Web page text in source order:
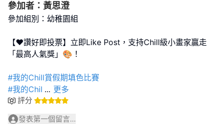
參加者：黃思澄
參加組別：幼稚園組
【❤️讚好即投票】立即Like Post，支持Chill級小畫家贏走
「最高人氣獎」🎨！
#我的Chill賞假期填色比賽
#我的Chil ... 更多
評分
發表第一個留言...